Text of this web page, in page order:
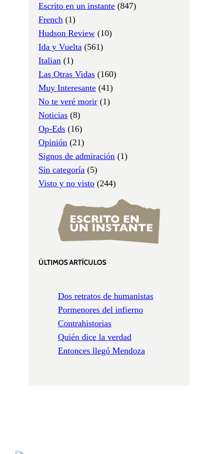
Escrito en un instante (847)
French (1)
Hudson Review (10)
Ida y Vuelta (561)
Italian (1)
Las Otras Vidas (160)
Muy Interesante (41)
No te veré morir (1)
Noticias (8)
Op-Eds (16)
Opinión (21)
Signos de admiración (1)
Sin categoría (5)
Visto y no visto (244)
ÚLTIMOS ARTÍCULOS
Dos retratos de humanistas
Pormenores del infierno
Contrahistorias
Quién dice la verdad
Entonces llegó Mendoza